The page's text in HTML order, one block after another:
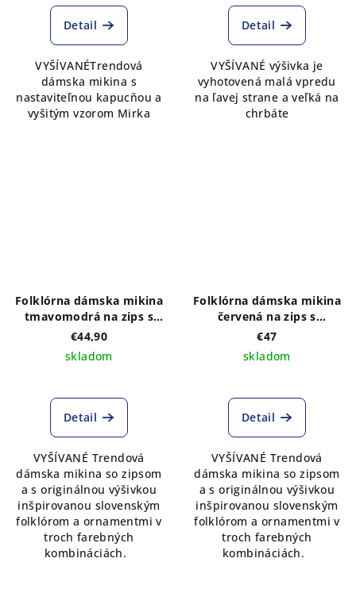
Detail
VYŠÍVANÉTrendová
dámska mikina s
nastaviteľnou kapucňou a
vyšitým vzorom Mirka
Detail
VYŠÍVANÉ výšivka je
vyhotovená malá vpredu
na ľavej strane a veľká na
chrbáte
Folklórna dámska mikina
tmavomodrá na zips s
výšivkou na prednom a
zadnom diele vzor
MONIKA- výber z troch
€44,90
skladom
Detail
VYŠÍVANÉ Trendová
dámska mikina so zipsom
a s originálnou výšivkou
inšpirovanou slovenským
folklórom a ornamentmi v
troch farebných
kombináciách.
Folklórna dámska mikina
červená na zips s
výšivkou na prednom a
zadnom diele vzor
MONIKA- výber z troch
€47
skladom
Detail
VYŠÍVANÉ Trendová
dámska mikina so zipsom
a s originálnou výšivkou
inšpirovanou slovenským
folklórom a ornamentmi v
troch farebných
kombináciách.